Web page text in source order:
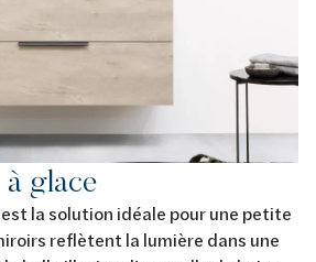
glace
la solution idéale pour une petite
reflètent la lumière dans une